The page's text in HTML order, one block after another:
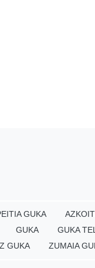
GUKA
GUKA GUKA
GUKA ZUMAIA